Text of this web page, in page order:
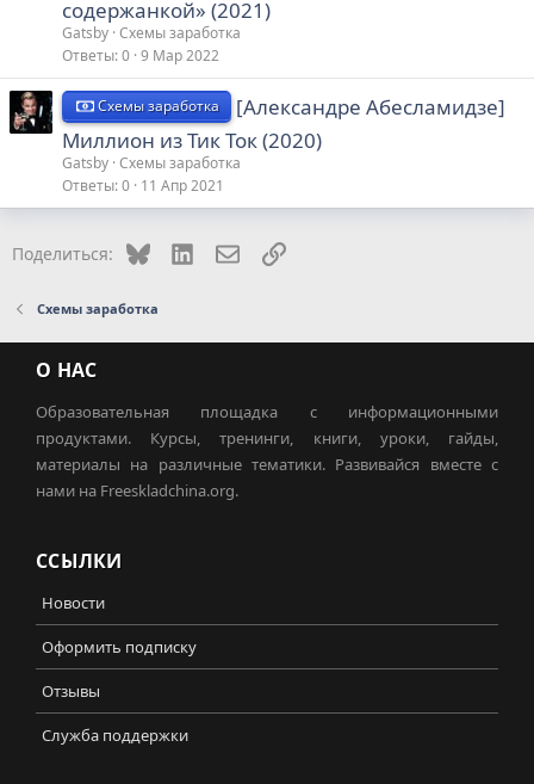
содержанкой» (2021)
Gatsby Схемы заработка
Ответы 0 9 Мар 2022
Схемы заработка
[Александре Абесламидзе]
Миллион из Тик Ток (2020)
Gatsby Схемы заработка
Ответы 0 11 Апр 2021
Поделиться: Bluesky LinkedInЭлектронная почта
Ссылка
Схемы заработка
О НАС
Образовательная площадка с информационными
продуктами. Курсы, тренинги, книги, уроки, гайды,
материалы на различные тематики. Развивайся вместе с
нами на Freeskladchina.org.
ССЫЛКИ
Новости
Оформить подписку
Отзывы
Служба поддержки